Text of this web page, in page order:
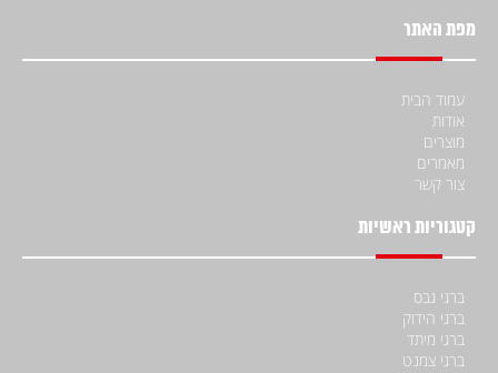
מפת האתר
עמוד הבית
אודות
מוצרים
מאמרים
צור קשר
קטגוריות ראשיות
ברגי גבס
ברגי הידוק
ברגי מיתד
ברגי צמנט